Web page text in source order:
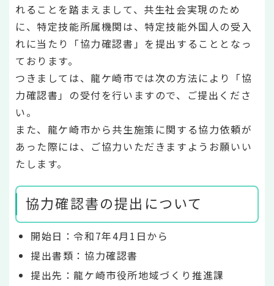
れることを踏まえまして、共生社会実現のため
に、特定技能所属機関は、特定技能外国人の受入
れに当たり「協力確認書」を提出することとなっ
ております。
つきましては、龍ケ崎市では次の方法により「協
力確認書」の受付を行いますので、ご提出くださ
い。
また、龍ケ崎市から共生施策に関する協力依頼が
あった際には、ご協力いただきますようお願いい
たします。
協力確認書の提出について
開始日：令和7年4月1日から
提出書類：協力確認書
提出先：龍ケ崎市役所地域づくり推進課